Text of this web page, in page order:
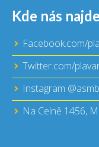
Kde nás
Facebook.com/
Twitter.com/
Instagram
Na Celně 1456,